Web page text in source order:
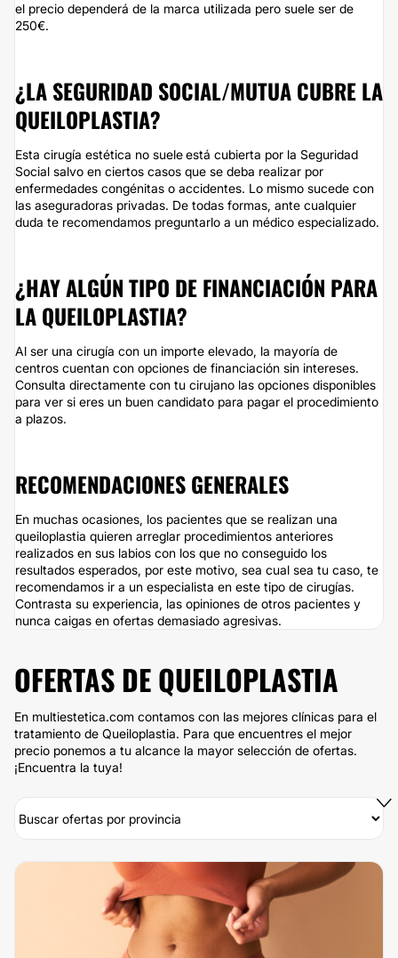
el precio dependerá de la marca utilizada pero suele ser de
250€.
¿LA SEGURIDAD SOCIAL/MUTUA CUBRE LA
QUEILOPLASTIA?
Esta cirugía estética no sueleestá cubierta por la Seguridad
Social salvo en ciertos casos que se deba realizar por
enfermedades congénitas o accidentes. Lo mismo sucede con
las aseguradoras privadas. De todas formas, ante cualquier
duda te recomendamos preguntarlo a un médico especializado.
¿HAY ALGÚN TIPO DE FINANCIACIÓN PARA
LA QUEILOPLASTIA?
Al ser una cirugía con un importe elevado, la mayoría de
centros cuentan con opciones de financiación sin intereses.
Consulta directamente con tu cirujano las opciones disponibles
para ver si eres un buen candidato para pagar el procedimiento
a plazos.
RECOMENDACIONES GENERALES
En muchas ocasiones, los pacientes que se realizan una
queiloplastia quieren arreglar procedimientos anteriores
realizados en sus labios con los que no conseguido los
resultados esperados, por este motivo, sea cual sea tu caso, te
recomendamos ir a un especialista en este tipo de cirugías.
Contrasta su experiencia, las opiniones de otros pacientes y
nunca caigas en ofertas demasiado agresivas.
OFERTAS DE QUEILOPLASTIA
En multiestetica.com contamos con las mejores clínicas para el
tratamiento de Queiloplastia. Para que encuentres el mejor
precio ponemos a tu alcance la mayor selección de ofertas.
¡Encuentra la tuya!